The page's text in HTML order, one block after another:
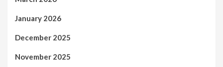
January 2026
December 2025
November 2025